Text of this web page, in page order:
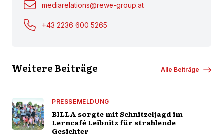
mediarelations@rewe-group.at
+43 2236 600 5265
Weitere Beiträge Alle Beiträge
PRESSEMELDUNG
BILLA sorgte mit Schnitzeljagd im
Lerncafé Leibnitz für strahlende
Gesichter